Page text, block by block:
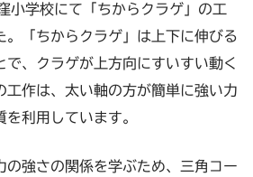
学校にて「ちからクラゲ」の工
。「ちからクラゲ」は上下に伸びる
で、クラゲが上方向にすいすい動く
工作は、太い軸の方が簡単に強い力
利用しています。
の強さの関係を学ぶため、三角コー